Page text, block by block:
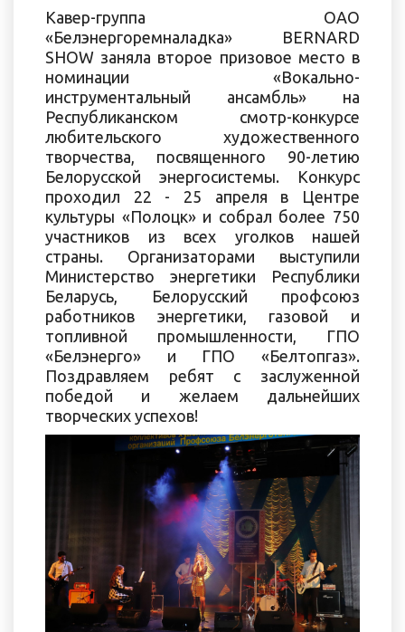
Кавер-группа ОАО
«Белэнергоремналадка» BERNARD
SHOW заняла второе призовое место в
номинации «Вокально-
инструментальный ансамбль» на
Республиканском смотр-конкурсе
любительского художественного
творчества, посвященного 90-летию
Белорусской энергосистемы. Конкурс
проходил 22 - 25 апреля в Центре
культуры «Полоцк» и собрал более 750
участников из всех уголков нашей
страны. Организаторами выступили
Министерство энергетики Республики
Беларусь, Белорусский профсоюз
работников энергетики, газовой и
топливной промышленности, ГПО
«Белэнерго» и ГПО «Белтопгаз».
Поздравляем ребят с заслуженной
победой и желаем дальнейших
творческих успехов!